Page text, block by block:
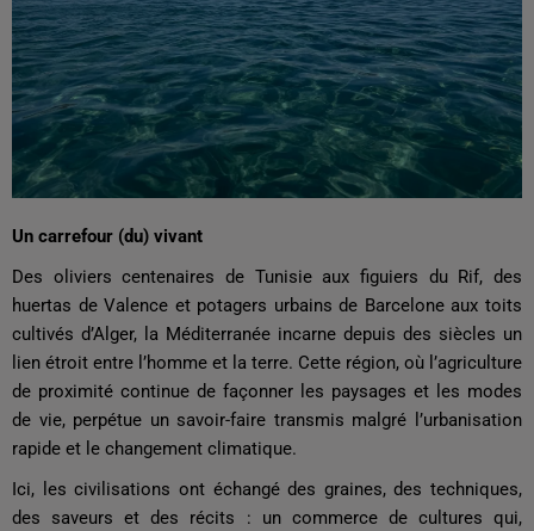
Un carrefour (du) vivant
Des oliviers centenaires de Tunisie aux figuiers du Rif, des
huertas de Valence et potagers urbains de Barcelone aux toits
cultivés d’Alger, la Méditerranée incarne depuis des siècles un
lien étroit entre l’homme et la terre. Cette région, où l’agriculture
de proximité continue de façonner les paysages et les modes
de vie, perpétue un savoir-faire transmis malgré l’urbanisation
rapide et le changement climatique.
Ici, les civilisations ont échangé des graines, des techniques,
des saveurs et des récits : un commerce de cultures qui,